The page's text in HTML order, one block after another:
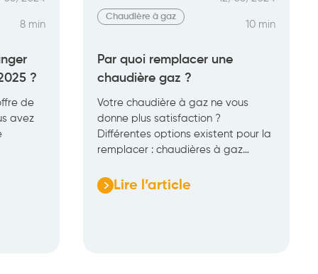
à
8 min
?
de
avez
Chaudière à gaz
10 min
Par quoi remplacer une
chaudière gaz ?
Votre chaudière à gaz ne vous
donne plus satisfaction ?
Différentes options existent pour la
remplacer : chaudières à gaz…
Lire l’article
: